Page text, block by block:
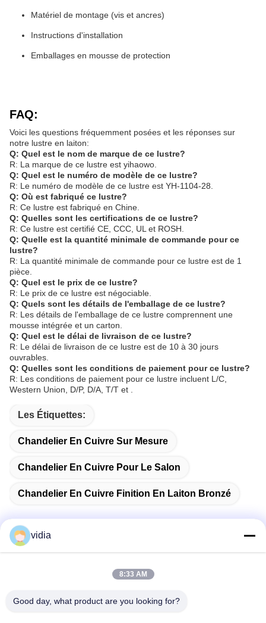
Matériel de montage (vis et ancres)
Instructions d'installation
Emballages en mousse de protection
FAQ:
Voici les questions fréquemment posées et les réponses sur
notre lustre en laiton:
Q: Quel est le nom de marque de ce lustre?
R: La marque de ce lustre est yihaowo.
Q: Quel est le numéro de modèle de ce lustre?
R: Le numéro de modèle de ce lustre est YH-1104-28.
Q: Où est fabriqué ce lustre?
R: Ce lustre est fabriqué en Chine.
Q: Quelles sont les certifications de ce lustre?
R: Ce lustre est certifié CE, CCC, UL et ROSH.
Q: Quelle est la quantité minimale de commande pour ce
lustre?
R: La quantité minimale de commande pour ce lustre est de 1
pièce.
Q: Quel est le prix de ce lustre?
R: Le prix de ce lustre est négociable.
Q: Quels sont les détails de l'emballage de ce lustre?
R: Les détails de l'emballage de ce lustre comprennent une
mousse intégrée et un carton.
Q: Quel est le délai de livraison de ce lustre?
R: Le délai de livraison de ce lustre est de 10 à 30 jours
ouvrables.
Q: Quelles sont les conditions de paiement pour ce lustre?
R: Les conditions de paiement pour ce lustre incluent L/C,
Western Union, D/P, D/A, T/T et .
Les Étiquettes:
Chandelier En Cuivre Sur Mesure
Chandelier En Cuivre Pour Le Salon
Chandelier En Cuivre Finition En Laiton Bronzé
Contactez rapidement
Adresse
vidia
8:33 AM
Good day, what product are you looking for?